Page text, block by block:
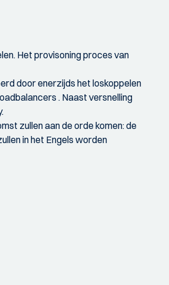
Het provisoning proces van
door enerzijds het loskoppelen
. Naast versnelling
zullen aan de orde komen: de
in het Engels worden